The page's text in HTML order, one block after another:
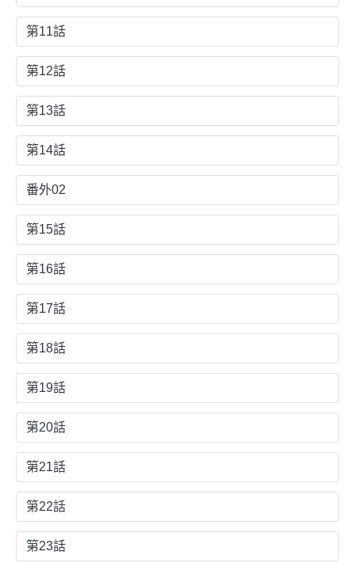
第11話
第12話
第13話
第14話
番外02
第15話
第16話
第17話
第18話
第19話
第20話
第21話
第22話
第23話